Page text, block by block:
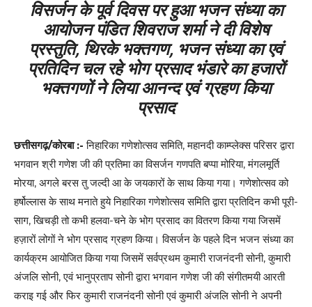
विसर्जन के पूर्व दिवस पर हुआ भजन संध्या का
आयोजन पंडित शिवराज शर्मा ने दी विशेष
प्रस्तुति, थिरके भक्तगण, भजन संध्या का एवं
प्रतिदिन चल रहे भोग प्रसाद भंडारे का हजारों
भक्तगणों ने लिया आनन्द एवं ग्रहण किया
प्रसाद
छत्तीसगढ़/कोरबा :- निहारिका गणेशोत्सव समिति, महानदी काम्प्लेक्स परिसर द्वारा
भगवान श्री गणेश जी की प्रतिमा का विसर्जन गणपति बप्पा मोरिया, मंगलमूर्ति
मोरया, अगले बरस तु जल्दी आ के जयकारों के साथ किया गया। गणेशोत्सव को
हर्षोल्लास के साथ मनाते हुये निहारिका गणेशोत्सव समिति द्वारा प्रतिदिन कभी पूरी-
साग, खिचड़ी तो कभी हलवा-चने के भोग प्रसाद का वितरण किया गया जिसमें
हज़ारों लोगों ने भोग प्रसाद ग्रहण किया। विसर्जन के पहले दिन भजन संध्या का
कार्यक्रम आयोजित किया गया जिसमें सर्वप्रथम कुमारी राजनंदनी सोनी, कुमारी
अंजलि सोनी, एवं भानुप्रताप सोनी द्वारा भगवान गणेश जी की संगीतमयी आरती
कराइ गई और फिर कुमारी राजनंदनी सोनी एवं कुमारी अंजलि सोनी ने अपनी